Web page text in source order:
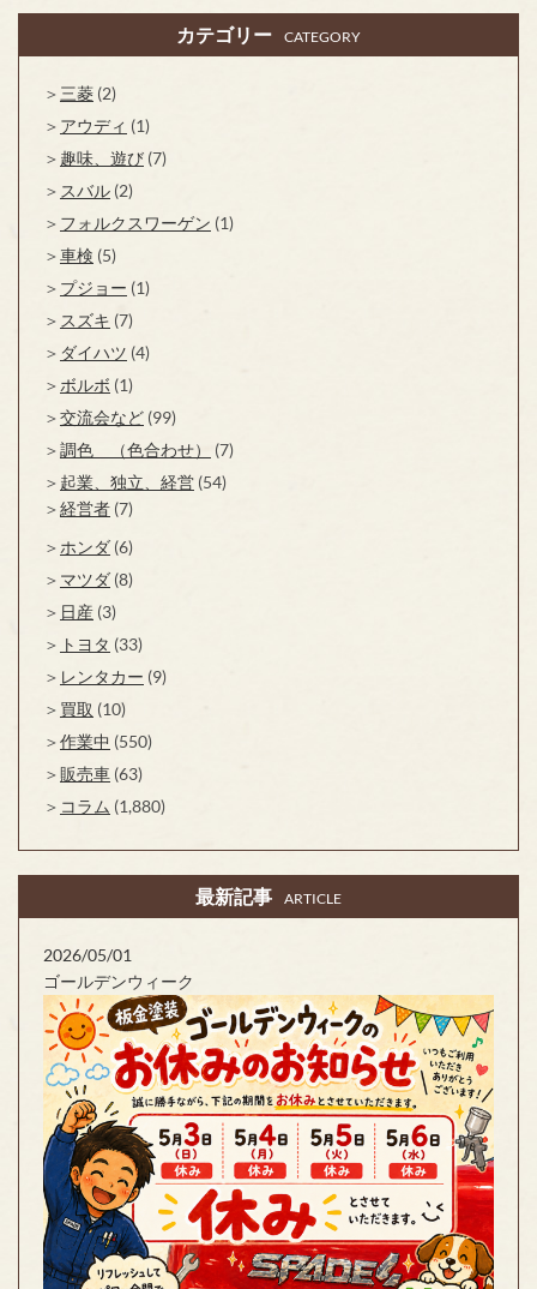
カテゴリー CATEGORY
三菱 (2)
アウディ (1)
趣味、遊び (7)
スバル (2)
フォルクスワーゲン (1)
車検 (5)
プジョー (1)
スズキ (7)
ダイハツ (4)
ボルボ (1)
交流会など (99)
調色 （色合わせ）
(7)
起業、独立、経営 (54)
経営者 (7)
ホンダ (6)
マツダ (8)
日産 (3)
トヨタ (33)
レンタカー (9)
買取 (10)
作業中 (550)
販売車 (63)
コラム (1,880)
最新記事 ARTICLE
2026/05/01
ゴールデンウィーク